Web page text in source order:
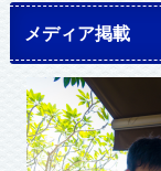
メディア掲載